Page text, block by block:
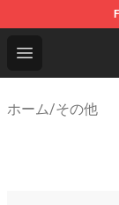
Open menu
Gojira
ホーム/その他